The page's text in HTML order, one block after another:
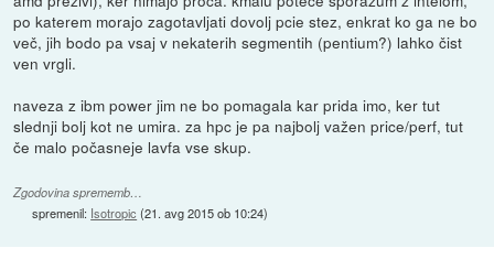
po katerem morajo zagotavljati dovolj pcie stez, enkrat ko ga ne bo
več, jih bodo pa vsaj v nekaterih segmentih (pentium?) lahko čist
ven vrgli.
naveza z ibm power jim ne bo pomagala kar prida imo, ker tut
slednji bolj kot ne umira. za hpc je pa najbolj važen price/perf, tut
če malo počasneje lavfa vse skup.
Zgodovina sprememb…
spremenil: Isotropic (21. avg 2015 ob 10:24)